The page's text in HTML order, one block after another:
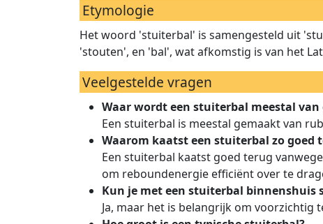
Etymologie
Het woord 'stuiterbal' is samengesteld uit
'stouten', en 'bal', wat afkomstig is van het
Veelgestelde vragen
Waar wordt een stuiterbal meestal van
Een stuiterbal is meestal gemaakt van
Waarom kaatst een stuiterbal zo goed
Een stuiterbal kaatst goed terug
om reboundenergie efficiënt over te
Kun je met een stuiterbal binnenshuis
Ja, maar het is belangrijk om voorzichtig